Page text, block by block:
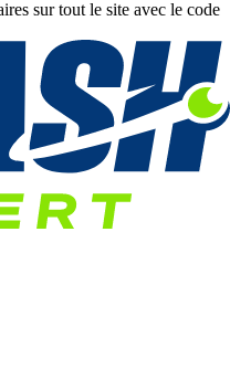
sur tout le site avec le code